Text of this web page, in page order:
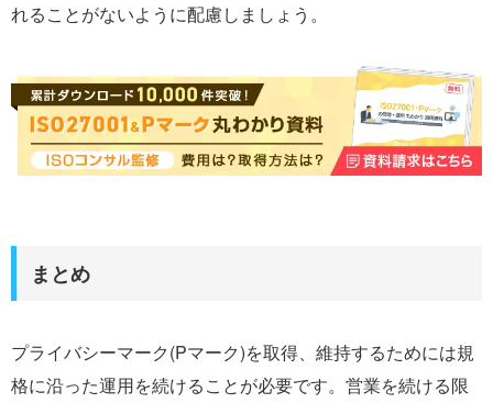
れることがないように配慮しましょう。
まとめ
プライバシーマーク(Pマーク)を取得、維持するためには規
格に沿った運用を続けることが必要です。営業を続ける限